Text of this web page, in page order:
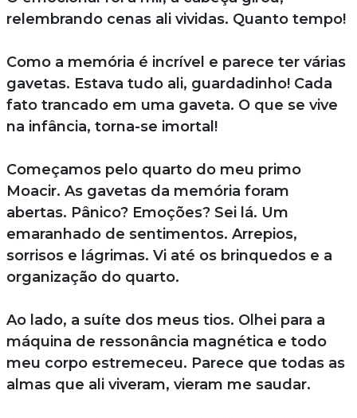
relembrando cenas ali vividas. Quanto tempo!
Como a memória é incrível e parece ter várias
gavetas. Estava tudo ali, guardadinho! Cada
fato trancado em uma gaveta. O que se vive
na infância, torna-se imortal!
Começamos pelo quarto do meu primo
Moacir. As gavetas da memória foram
abertas. Pânico? Emoções? Sei lá. Um
emaranhado de sentimentos. Arrepios,
sorrisos e lágrimas. Vi até os brinquedos e a
organização do quarto.
Ao lado, a suíte dos meus tios. Olhei para a
máquina de ressonância magnética e todo
meu corpo estremeceu. Parece que todas as
almas que ali viveram, vieram me saudar.